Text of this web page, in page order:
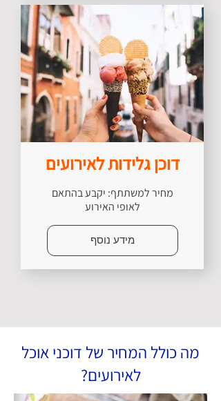
דוכן גלידות לאירועים
מחיר למשתתף: יקבע בהתאם
לאופי האירוע
מידע נוסף
מה כולל המחיר של דוכני אוכל
לאירועים?